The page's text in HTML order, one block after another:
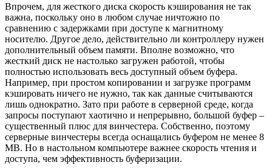
Впрочем, для жесткого диска скорость кэширования не так
важна, поскольку оно в любом случае ничтожно по
сравнению с задержками при доступе к магнитному
носителю. Другое дело, действительно ли контроллеру нужен
дополнительный объем памяти. Вполне возможно, что
жесткий диск не настолько загружен работой, чтобы
полностью использовать весь доступный объем буфера.
Например, при простом копировании и загрузке программ
кэшировать ничего не нужно, так как данные считываются
лишь однократно. Зато при работе в серверной среде, когда
запросы поступают хаотично и непрерывно, большой буфер –
существенный плюс для винчестера. Собственно, поэтому
серверные винчестеры всегда оснащались буфером не менее 8
MB. Но в настольном компьютере важнее скорость чтения и
доступа, чем эффективность буферизации.